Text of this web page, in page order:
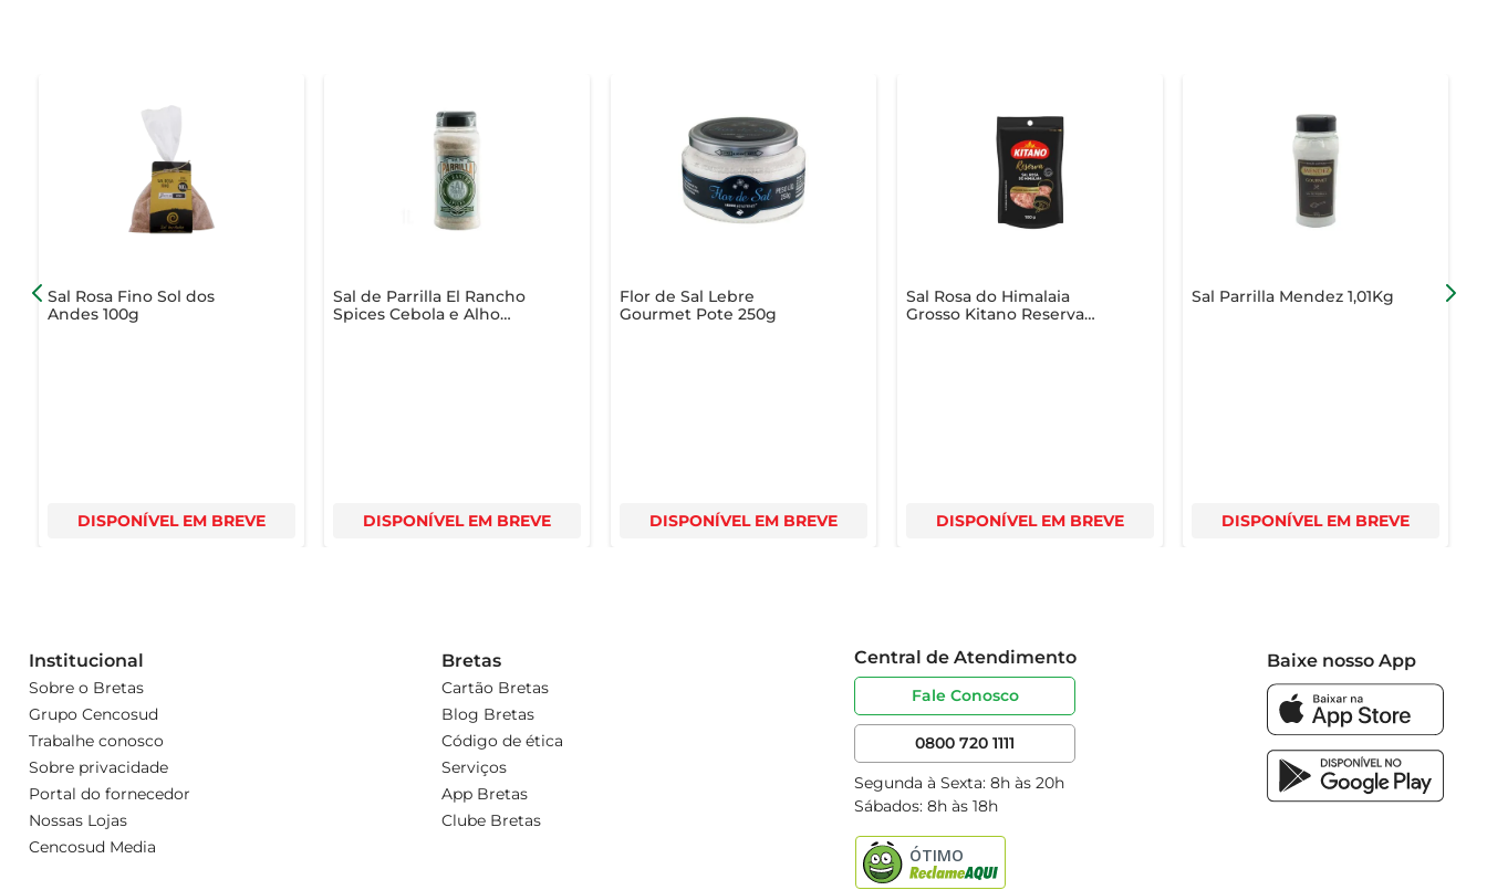
Sal Rosa Fino Sol dos
Andes 100g
DISPONÍVEL EM BREVE
Sal de Parrilla El Rancho
Spices Cebola e Alho
DISPONÍVEL EM BREVE
Flor de Sal Lebre
Gourmet Pote 250g
DISPONÍVEL EM BREVE
Sal Rosa do Himalaia
Grosso Kitano Reserva
DISPONÍVEL EM BREVE
Sal Parrilla Mendez 1,01Kg
DISPONÍVEL EM BREVE
Institucional
Sobre o Bretas
Grupo Cencosud
Trabalhe conosco
Sobre privacidade
Portal do fornecedor
Nossas Lojas
Cencosud Media
Bretas
Cartão Bretas
Blog Bretas
Código de ética
Serviços
App Bretas
Clube Bretas
Central de Atendimento
Fale Conosco
0800 720 1111
Segunda à Sexta: 8h às 20h
Sábados: 8h às 18h
Baixe nosso App